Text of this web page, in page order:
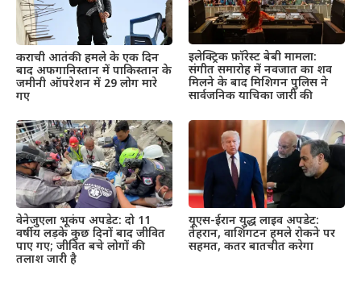
कराची आतंकी हमले के एक दिन
बाद अफगानिस्तान में पाकिस्तान के
जमीनी ऑपरेशन में 29 लोग मारे
गए
इलेक्ट्रिक फ़ॉरेस्ट बेबी मामला:
संगीत समारोह में नवजात का शव
मिलने के बाद मिशिगन पुलिस ने
सार्वजनिक याचिका जारी की
वेनेजुएला भूकंप अपडेट: दो 11
वर्षीय लड़के कुछ दिनों बाद जीवित
पाए गए; जीवित बचे लोगों की
तलाश जारी है
यूएस-ईरान युद्ध लाइव अपडेट:
तेहरान, वाशिंगटन हमले रोकने पर
सहमत, कतर बातचीत करेगा